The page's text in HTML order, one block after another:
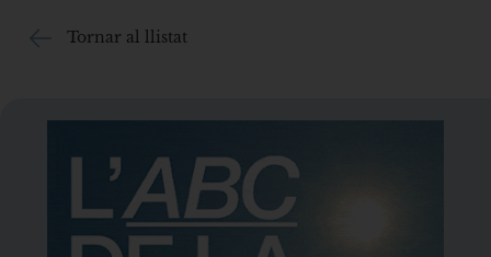
Tornar al llistat